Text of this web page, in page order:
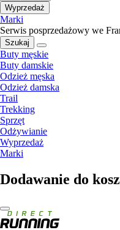
Wyprzedaż
Marki
Serwis posprzedażowy we
Szukaj
Buty męskie
Buty damskie
Odzież męska
Odzież damska
Trail
Trekking
Sprzęt
Odżywianie
Wyprzedaż
Marki
Dodawanie do